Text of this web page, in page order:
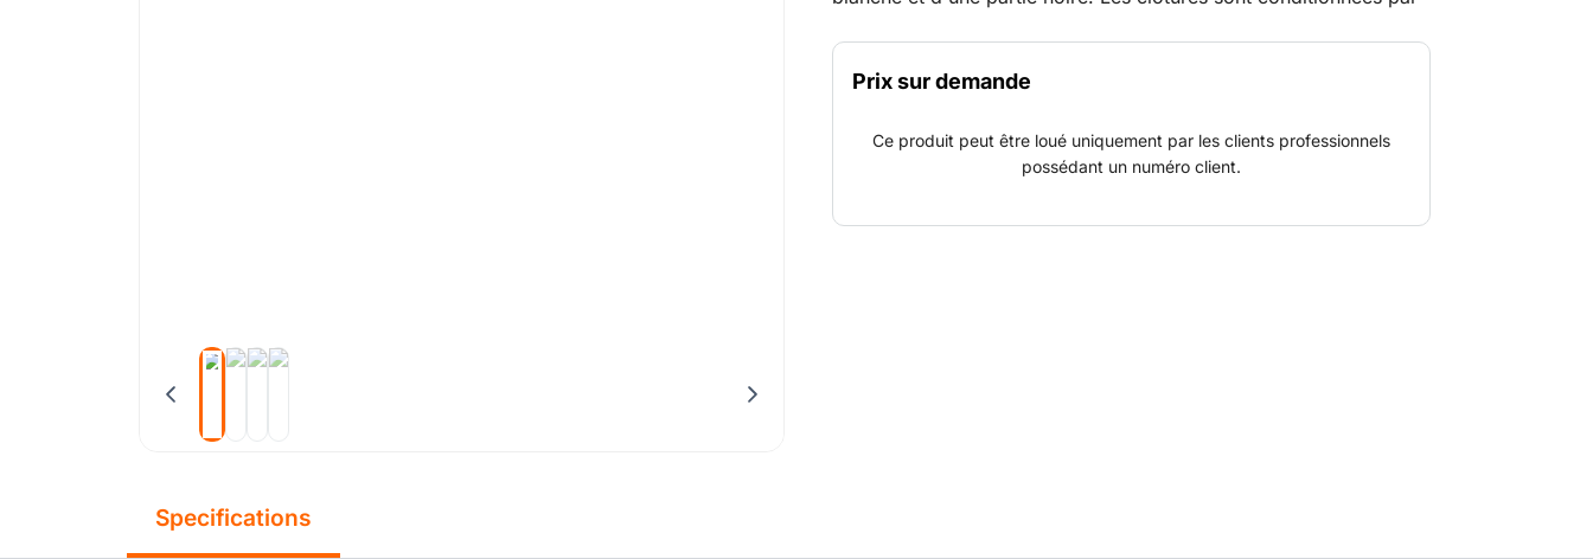
les pinces et étais.
Prix sur demande
Ce produit peut être loué uniquement par les clients professionnels
possédant un numéro client.
Specifications